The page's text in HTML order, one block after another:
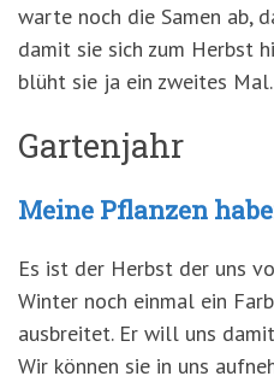
warte noch die Samen ab,
damit sie sich zum Herbst
blüht sie ja ein zweites Mal.
Gartenjahr
Meine Pflanzen
Es ist der Herbst der uns
Winter noch einmal ein
ausbreitet. Er will uns
Wir können sie in uns